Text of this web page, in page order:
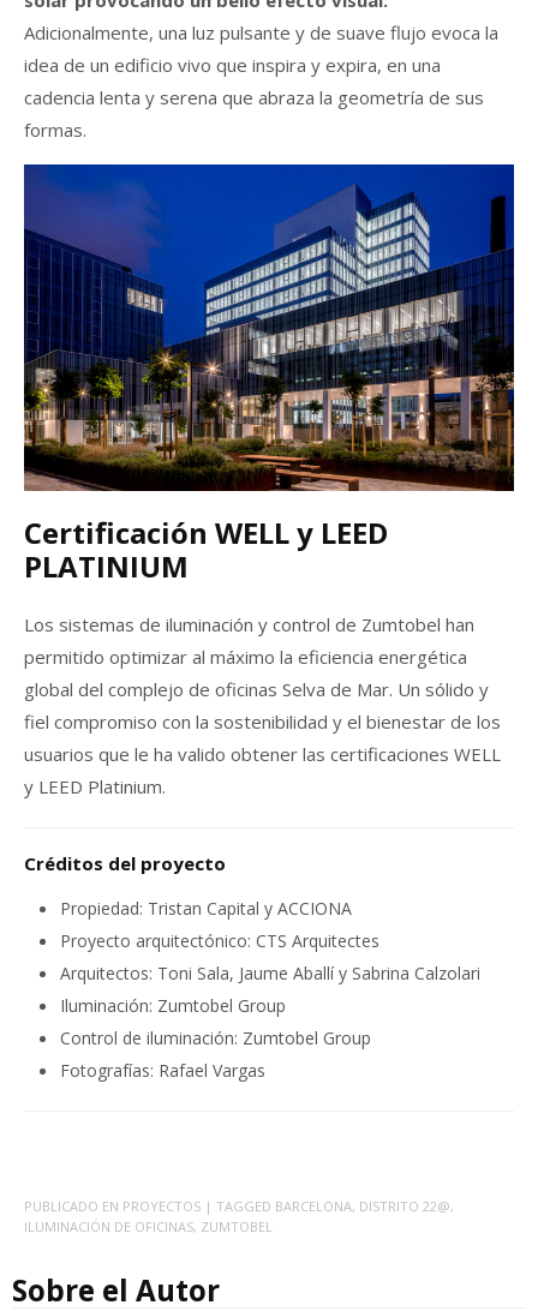
Adicionalmente, una luz pulsante y de suave flujo evoca la
idea de un edificio vivo que inspira y expira, en una
cadencia lenta y serena que abraza la geometría de sus
formas.
Certificación WELL y LEED
PLATINIUM
Los sistemas de iluminación y control de Zumtobel han
permitido optimizar al máximo la eficiencia energética
global del complejo de oficinas Selva de Mar. Un sólido y
fiel compromiso con la sostenibilidad y el bienestar de los
usuarios que le ha valido obtener las certificaciones WELL
y LEED Platinium.
Créditos del proyecto
Propiedad: Tristan Capital y ACCIONA
Proyecto arquitectónico: CTS Arquitectes
Arquitectos: Toni Sala, Jaume Aballí y Sabrina Calzolari
Iluminación: Zumtobel Group
Control de iluminación: Zumtobel Group
Fotografías: Rafael Vargas
PUBLICADO EN PROYECTOS | TAGGED BARCELONA, DISTRITO 22@,
ILUMINACIÓN DE OFICINAS, ZUMTOBEL
Sobre el Autor